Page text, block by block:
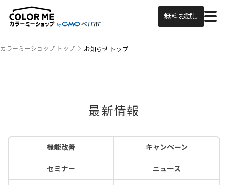
無料お試し
カラーミーショップ トップ お知らせ トップ
最新情報
機能改善 キャンペーン
セミナー ニュース